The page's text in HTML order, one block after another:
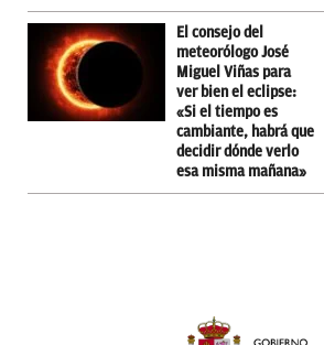
El consejo del
meteorólogo José
Miguel Viñas para
ver bien el eclipse:
«Si el tiempo es
cambiante, habrá que
decidir dónde verlo
esa misma mañana»